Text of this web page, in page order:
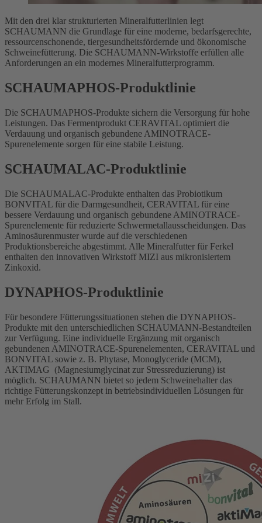
Mit den drei klar strukturierten Mineralfutterlinien legt
SCHAUMANN die Grundlage für eine moderne, bedarfsgerechte,
ressourcenschonende, tiergesundheitsfördernde und ökonomische
Schweinefütterung. Die SCHAUMANN-Wirkstoffe erfüllen alle
Anforderungen an ein modernes Mineralfutterprogramm.
SCHAUMAPHOS-Produktlinie
Die SCHAUMAPHOS-Produkte sichern die Versorgung für hohe
Leistungen. Das Fermentprodukt CERAVITAL optimiert die
Verdauung und organisch gebundene AMINOTRACE-
Spurenelemente sorgen für eine stabile Leistung.
SCHAUMALAC-Produktlinie
Die SCHAUMALAC-Produkte enthalten das Probiotikum
BONVITAL für die Darmgesundheit, CERAVITAL für eine
bessere Verdauung und organisch gebundene AMINOTRACE-
Spurenelemente für reduzierte Schwermetallausscheidungen. Das
Aminosäurenmuster wurde auf die verschiedenen
Produktionsbereiche abgestimmt. Alle Mineralfutter für Ferkel
enthalten den innovativen Wirkstoff MIZI aus mikronisiertem
Zinkoxid.
DYNAPHOS-Produktlinie
Für besondere Fütterungssituationen stehen die DYNAPHOS-
Produkte mit den unterschiedlichen SCHAUMANN-Bestandteilen
zur Verfügung. Eine individuelle Ergänzung mit organisch
gebundenen AMINOTRACE-Spurenelementen, CERAVITAL und
BONVITAL sowie z. B. Phytase, Monoglyceride (MCM),
AKTIMAG (Magnesiumglycinat zur Stressreduzierung) ist
möglich. SCHAUMANN bietet so jedem Schweinehalter das
richtige Fütterungskonzept in betriebsindividuellen Lösungen für
mehr Erfolg im Stall.